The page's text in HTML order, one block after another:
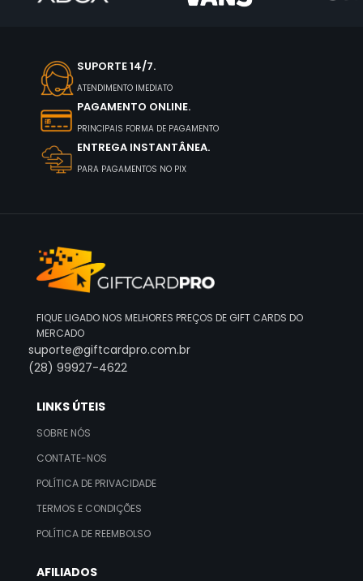
SUPORTE 14/7.
ATENDIMENTO IMEDIATO
PAGAMENTO ONLINE.
PRINCIPAIS FORMA DE PAGAMENTO
ENTREGA INSTANTÂNEA.
PARA PAGAMENTOS NO PIX
FIQUE LIGADO NOS MELHORES PREÇOS DE GIFT CARDS DO
MERCADO
suporte@giftcardpro.com.br
(28) 99927-4622
LINKS ÚTEIS
SOBRE NÓS
CONTATE-NOS
POLÍTICA DE PRIVACIDADE
TERMOS E CONDIÇÕES
POLÍTICA DE REEMBOLSO
AFILIADOS